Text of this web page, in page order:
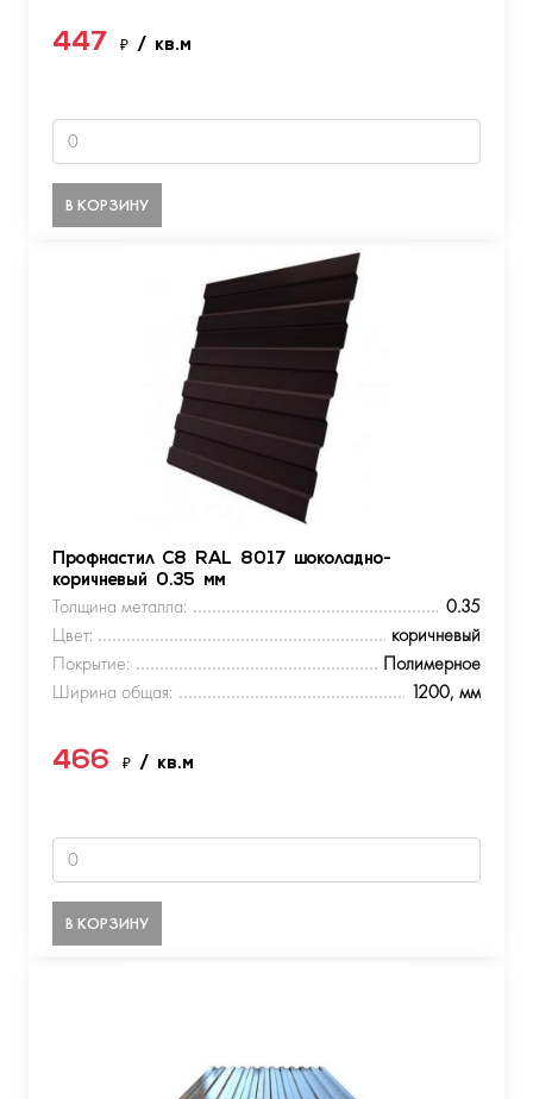
447 ₽ / кв.м
В КОРЗИНУ
Профнастил С8 RAL 8017 шоколадно-
коричневый 0.35 мм
Толщина металла:
0.35
Цвет:
коричневый
Покрытие:
Полимерное
Ширина общая:
1200, мм
466 ₽ / кв.м
В КОРЗИНУ